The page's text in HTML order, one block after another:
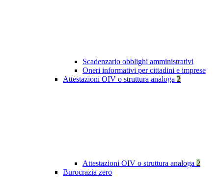
Scadenzario obblighi amministrativi
Oneri informativi per cittadini e imprese
Attestazioni OIV o struttura analoga 2
Attestazioni OIV o struttura analoga 2
Burocrazia zero